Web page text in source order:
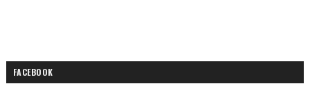
FACEBOOK